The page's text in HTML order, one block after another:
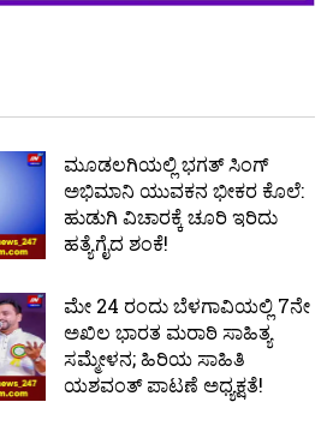
ಮೂಡಲಗಿಯಲ್ಲಿ ಭಗತ್ ಸಿಂಗ್
ಅಭಿಮಾನಿ ಯುವಕನ ಭೀಕರ ಕೊಲೆ:
ಹುಡುಗಿ ವಿಚಾರಕ್ಕೆ ಚೂರಿ ಇರಿದು
ಹತ್ಯೆಗೈದ ಶಂಕೆ!
ಮೇ 24 ರಂದು ಬೆಳಗಾವಿಯಲ್ಲಿ 7ನೇ
ಅಖಿಲ ಭಾರತ ಮರಾಠಿ ಸಾಹಿತ್ಯ
ಸಮ್ಮೇಳನ; ಹಿರಿಯ ಸಾಹಿತಿ
ಯಶವಂತ್ ಪಾಟಣೆ ಅಧ್ಯಕ್ಷತೆ!